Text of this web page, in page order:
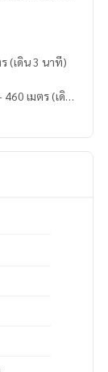
(เดิน 3 นาที)
เมตร (เดิน